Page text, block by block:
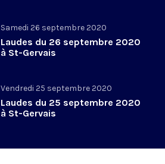
Samedi 26 septembre 2020
Laudes du 26 septembre 2020
à St-Gervais
Vendredi 25 septembre 2020
Laudes du 25 septembre 2020
à St-Gervais